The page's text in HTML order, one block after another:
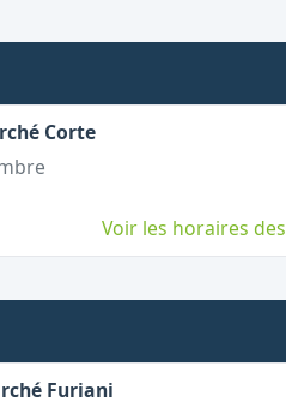
Corte,
Voir les horaires
Furiani,